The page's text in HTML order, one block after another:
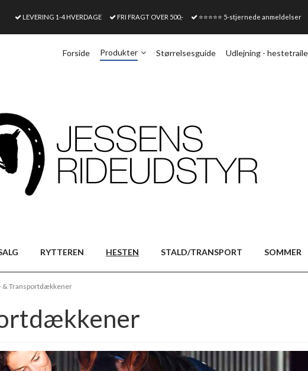
LEVERING 1-4 HVERDAGE FRI FRAGT OVER 500,- ⭐⭐⭐⭐⭐ 5-stjernede anmeldelser
Forside Produkter Størrelsesguide Udlejning -
RYTTEREN HESTEN STALD/TRANSPORT SOMMER
& Transportdækkener